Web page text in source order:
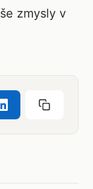
zmysly v